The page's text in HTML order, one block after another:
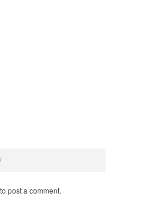
to post a comment.